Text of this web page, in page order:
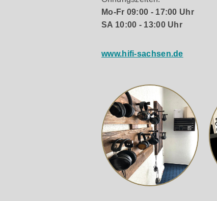
klanglich sowie optisch überzeugt.
Elektronische Geschwindigkeitswahl zwischen 33
Der Plattenteller ist eine Sandwichkonstruktion aus
aus Sinterbronze, in der eine Edelstahlachse
Eine Lichtgrau getönte, auf Scharnieren gelagerte
MM-Tonabnehmer Ortofon OM 5E Auflagekraft und
werden Ein RCA/Cinch-Buchsen-Terminal macht
beiliegend
Mo-Fr 09:00 - 17:00 Uhr
SA 10:00 - 13:00 Uhr
www.hifi-sachsen.de